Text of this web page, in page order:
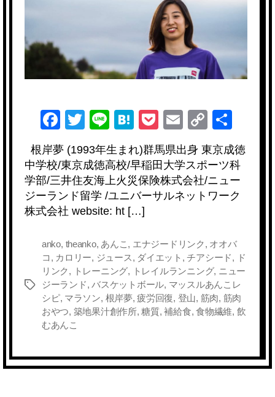
1
Z
留
、
そ
れ
か
ら
く
の
こ
と
へ
F
c
e
b
o
o
k
T
wi
tt
er
Li
n
e
H
at
e
n
a
P
o
ck
et
E
m
ail
C
o
p
y
Li
k
有
根岸夢 (1993年生まれ)群馬県出身 東京成徳
中学校/東京成徳高校/早稲田大学スポーツ科
学部/三井住友海上火災保険株式会社/ニュー
ジーランド留学 /ユニバーサルネットワーク
株式会社 website: ht […]
タ
anko, theanko, あんこ , エナジードリンク , オオバ
コ , カロリー, ジュース, ダイエット ,チアシード, ド
リンク , トレーニング, トレイルランニング, ニュー
ジーランド,バスケットボール, マッスルあんこレ
シピ, マラソン, 根岸夢,疲労回復, 登山, 筋肉, 筋肉
おやつ, 築地果汁創作所,糖質,補給食,食物繊維, 飲
むあんこ